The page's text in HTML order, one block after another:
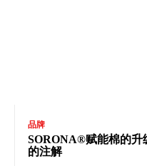
品牌
SORONA®赋能棉的升
的注解